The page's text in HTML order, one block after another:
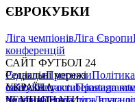
ЄВРОКУБКИ
Ліга чемпіонівЛіга Європи
конференцій
САЙТ ФУТБОЛ 24
РедакціяПрогнози
сайтуКонтактиПравила
політикаСтруктура
Соціальні мережі
facebookxyoutubeinstagram
УКРАЇНА
УкраїнаПерша лігаДруга
ЧЕМПІОНАТИ